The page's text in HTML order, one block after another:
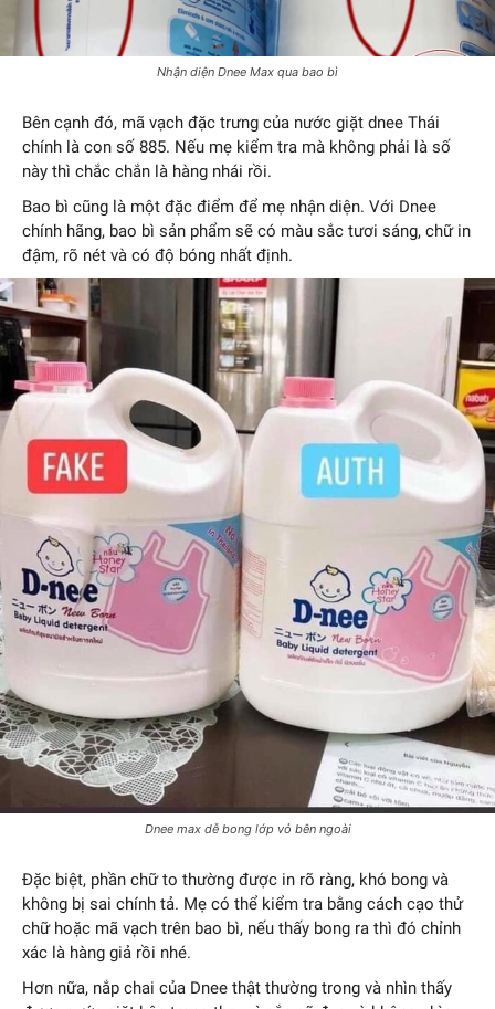
Nhận diện Dnee Max qua bao bì
Bên cạnh đó, mã vạch đặc trưng của nước giặt dnee Thái
chính là con số 885. Nếu mẹ kiểm tra mà không phải là số
này thì chắc chắn là hàng nhái rồi.
Bao bì cũng là một đặc điểm để mẹ nhận diện. Với Dnee
chính hãng, bao bì sản phẩm sẽ có màu sắc tươi sáng, chữ in
đậm, rõ nét và có độ bóng nhất định.
Dnee max dễ bong lớp vỏ bên ngoài
Đặc biệt, phần chữ to thường được in rõ ràng, khó bong và
không bị sai chính tả. Mẹ có thể kiểm tra bằng cách cạo thử
chữ hoặc mã vạch trên bao bì, nếu thấy bong ra thì đó chỉnh
xác là hàng giả rồi nhé.
Hơn nữa, nắp chai của Dnee thật thường trong và nhìn thấy